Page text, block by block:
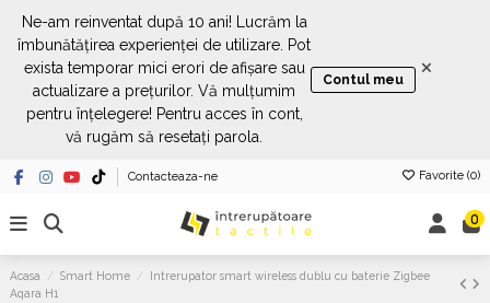
Ne-am reinventat după 10 ani! Lucrăm la
îmbunătățirea experienței de utilizare. Pot
exista temporar mici erori de afișare sau
actualizare a prețurilor. Vă mulțumim
pentru înțelegere! Pentru acces în cont,
vă rugăm să resetați parola.
Contul meu ×
Contacteaza-ne Favorite (0)
0
Acasa Smart Home
Intrerupator smart wireless dublu cu baterie Zigbee
Aqara H1